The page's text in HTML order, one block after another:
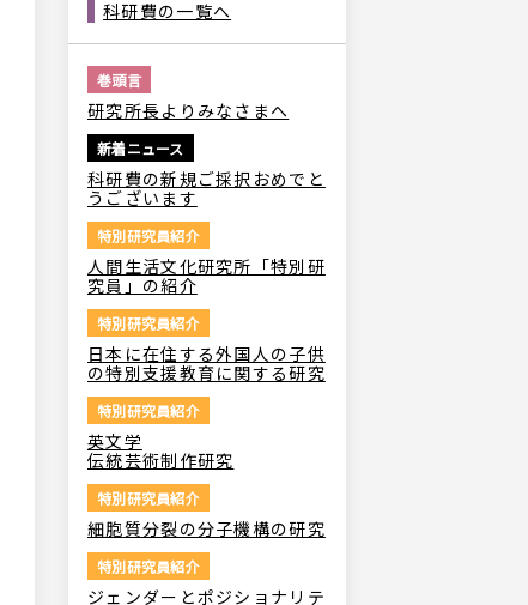
科研費の一覧へ
巻頭言
研究所長よりみなさまへ
新着ニュース
科研費の新規ご採択おめでと
うございます
特別研究員紹介
人間生活文化研究所「特別研
究員」の紹介
特別研究員紹介
日本に在住する外国人の子供
の特別支援教育に関する研究
特別研究員紹介
英文学
伝統芸術制作研究
特別研究員紹介
細胞質分裂の分子機構の研究
特別研究員紹介
ジェンダーとポジショナリテ